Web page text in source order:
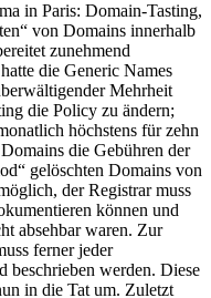
in Paris: Domain-Tasting,
von Domains innerhalb
zunehmend
die Generic Names
Mehrheit
die Policy zu ändern;
höchstens für zehn
die Gebühren der
gelöschten Domains von
der Registrar muss
können und
absehbar waren. Zur
ferner jeder
werden. Diese
in die Tat um. Zuletzt